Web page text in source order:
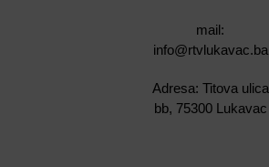
mail:
info@rtvlukavac.ba
Adresa: Titova ulica
bb, 75300 Lukavac